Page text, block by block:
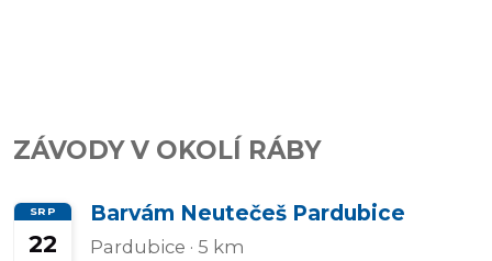
Přidat/upravit
závody
ZÁVODY V OKOLÍ RÁBY
SRP
22
Barvám Neutečeš Pardubice
Pardubice · 5 km